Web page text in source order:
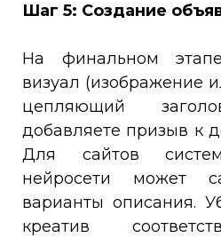
Шаг 5: Создание
На финальном
визуал (изображение
цепляющий
добавляете призыв к
Для сайтов
нейросети может
варианты описания.
креатив